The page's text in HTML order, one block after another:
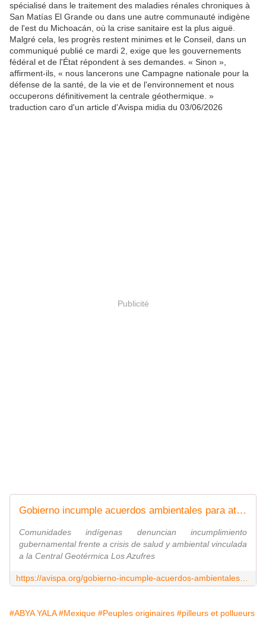
spécialisé dans le traitement des maladies rénales chroniques à
San Matías El Grande ou dans une autre communauté indigène
de l'est du Michoacán, où la crise sanitaire est la plus aiguë.
Malgré cela, les progrès restent minimes et le Conseil, dans un
communiqué publié ce mardi 2, exige que les gouvernements
fédéral et de l'État répondent à ses demandes. « Sinon »,
affirment-ils, « nous lancerons une Campagne nationale pour la
défense de la santé, de la vie et de l'environnement et nous
occuperons définitivement la centrale géothermique. »
traduction caro d'un article d'Avispa midia du 03/06/2026
Publicité
Gobierno incumple acuerdos ambientales para atender enfermedades y contaminación de Central Geotérmica en Michoacán
Comunidades indígenas denuncian incumplimiento
gubernamental frente a crisis de salud y ambiental vinculada
a la Central Geotérmica Los Azufres
#ABYA YALA #Mexique #Peuples originaires #pilleurs et pollueurs